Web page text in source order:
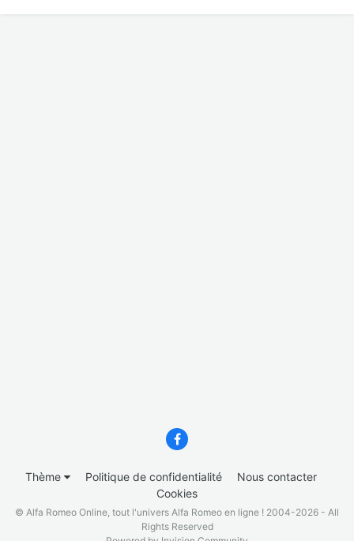
Thème Politique de confidentialité
Nous contacter
Cookies
© Alfa Romeo Online, tout l'univers Alfa Romeo en ligne ! 2004-2026 - All
Rights Reserved